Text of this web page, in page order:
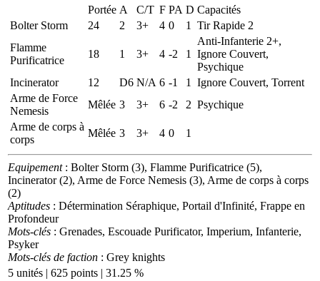
Portée A C/T F PA D Capacités
Bolter Storm
24 2 3+ 4 0 1
Tir Rapide 2
Flamme
Purificatrice
18 1 3+ 4 -2 1
Anti-Infanterie 2+,
Ignore Couvert,
Psychique
Incinerator
12 D6 N/A 6 -1 1
Ignore Couvert, Torrent
Arme de Force
Nemesis
Mêlée 3 3+ 6 -2 2 Psychique
Arme de corps à
corps
Mêlée 3 3+ 4 0 1
Equipement: Bolter Storm (3), Flamme Purificatrice (5),
Incinerator (2), Arme de Force Nemesis (3), Arme de corps à corps
(2)
Aptitudes : Détermination Séraphique, Portail d'Infinité, Frappe en
Profondeur
Mots-clés : Grenades, Escouade Purificator, Imperium, Infanterie,
Psyker
Mots-clés de faction : Grey knights
5 unités | 625 points | 31.25 %